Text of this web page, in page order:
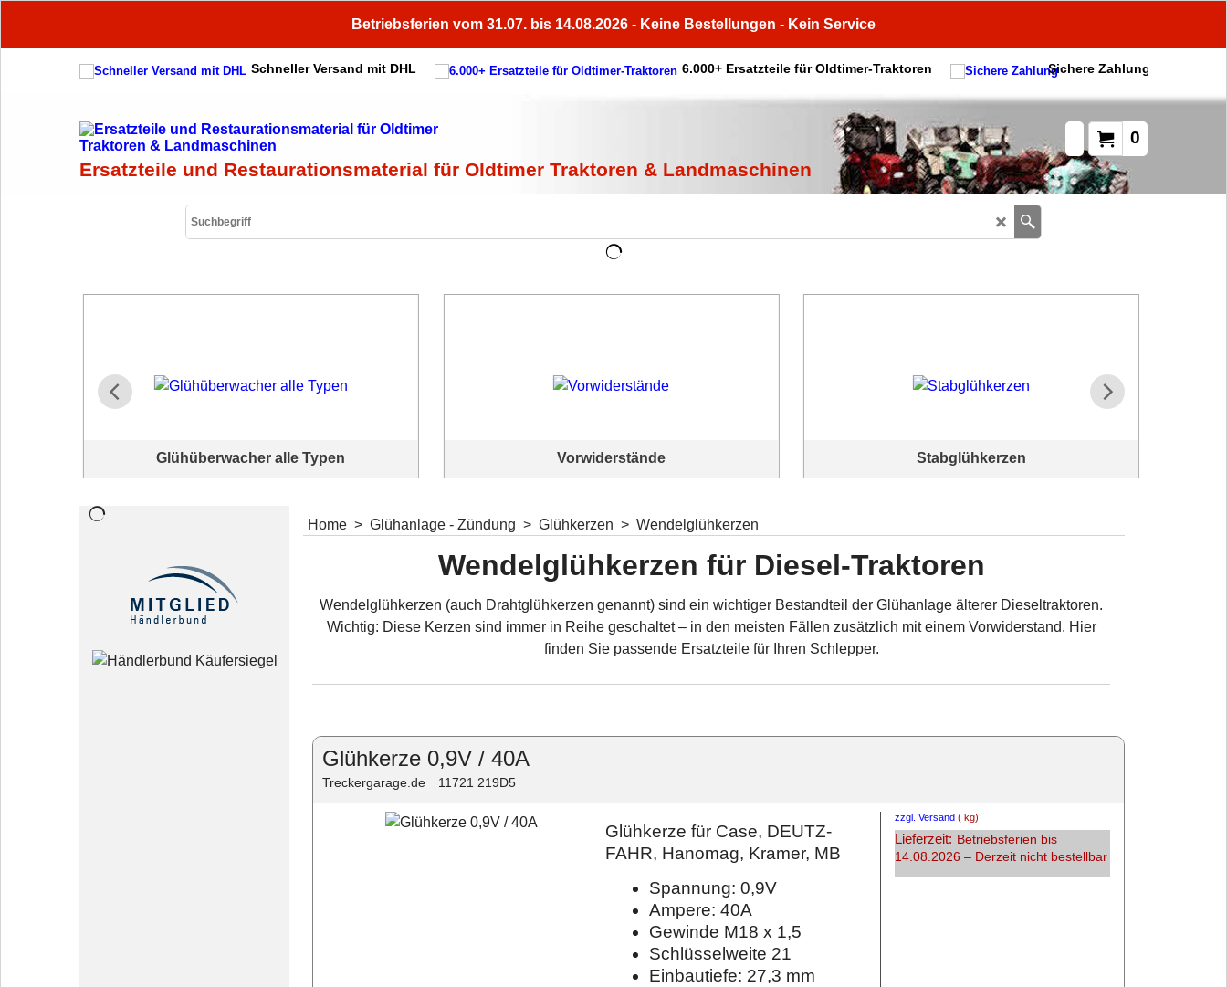
Betriebsferien vom 31.07. bis 14.08.2026 - Keine Bestellungen - Kein Service
Schneller Versand mit DHL 6.000+ Ersatzteile für Oldtimer-Traktoren Sichere Zahlung
0
Ersatzteile und Restaurationsmaterial für Oldtimer Traktoren & Landmaschinen
Glühüberwacher alle Typen Vorwiderstände Stabglühkerzen
Home > Glühanlage - Zündung > Glühkerzen > Wendelglühkerzen
Wendelglühkerzen für Diesel-Traktoren
Wendelglühkerzen (auch Drahtglühkerzen genannt) sind ein wichtiger Bestandteil der Glühanlage älterer Dieseltraktoren.
Wichtig: Diese Kerzen sind immer in Reihe geschaltet – in den meisten Fällen zusätzlich mit einem Vorwiderstand. Hier
finden Sie passende Ersatzteile für Ihren Schlepper.
Glühkerze 0,9V / 40A
Treckergarage.de 11721 219D5
zzgl. Versand kg
Lieferzeit: Betriebsferien bis
14.08.2026 – Derzeit nicht bestellbar
Glühkerze für Case, DEUTZ-
FAHR, Hanomag, Kramer, MB
Spannung: 0,9V
Ampere: 40A
Gewinde M18 x 1,5
Schlüsselweite 21
Einbautiefe: 27,3 mm